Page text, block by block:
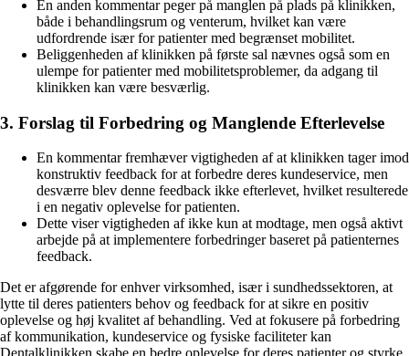
En anden kommentar peger på manglen på plads på klinikken,
både i behandlingsrum og venterum, hvilket kan være
udfordrende især for patienter med begrænset mobilitet.
Beliggenheden af klinikken på første sal nævnes også som en
ulempe for patienter med mobilitetsproblemer, da adgang til
klinikken kan være besværlig.
3. Forslag til Forbedring og Manglende Efterlevelse
En kommentar fremhæver vigtigheden af at klinikken tager imod
konstruktiv feedback for at forbedre deres kundeservice, men
desværre blev denne feedback ikke efterlevet, hvilket resulterede
i en negativ oplevelse for patienten.
Dette viser vigtigheden af ikke kun at modtage, men også aktivt
arbejde på at implementere forbedringer baseret på patienternes
feedback.
Det er afgørende for enhver virksomhed, især i sundhedssektoren, at
lytte til deres patienters behov og feedback for at sikre en positiv
oplevelse og høj kvalitet af behandling. Ved at fokusere på forbedring
af kommunikation, kundeservice og fysiske faciliteter kan